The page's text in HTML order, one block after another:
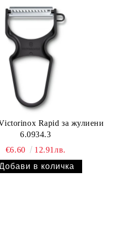
Rapid за жулиени
6.0934.3
€6.60
12.91лв.